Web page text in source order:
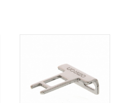
例
お問い合わせください。
いただき、同意のうえ
品が提供可能な商品で
切り替える予定のある
指令（10物質）の